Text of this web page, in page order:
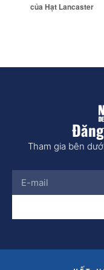
của Hạt Lancaster
Tham gia bên